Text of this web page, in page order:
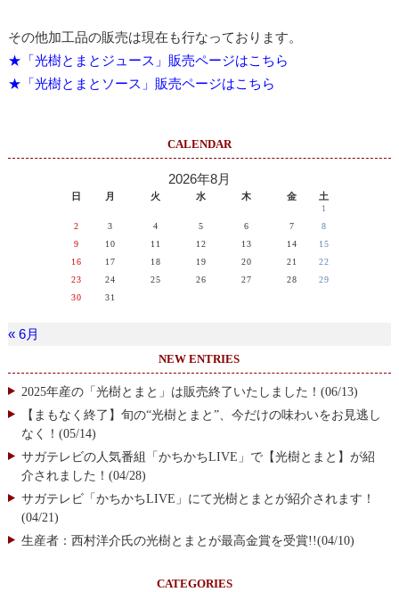
その他加工品の販売は現在も行なっております。
★「光樹とまとジュース」販売ページはこちら
★「光樹とまとソース」販売ページはこちら
CALENDAR
2026年8月
日 月 火 水 木 金 土
1
2
3 4 5 6 7
8
9
10 11 12 13 14
15
16
17 18 19 20 21
22
23
24 25 26 27 28
29
30
31
« 6月
NEW ENTRIES
2025年産の「光樹とまと」は販売終了いたしました！(06/13)
【まもなく終了】旬の“光樹とまと”、今だけの味わいをお見逃し
なく！(05/14)
サガテレビの人気番組「かちかちLIVE」で【光樹とまと】が紹
介されました！(04/28)
サガテレビ「かちかちLIVE」にて光樹とまとが紹介されます！
(04/21)
生産者：西村洋介氏の光樹とまとが最高金賞を受賞!!(04/10)
CATEGORIES